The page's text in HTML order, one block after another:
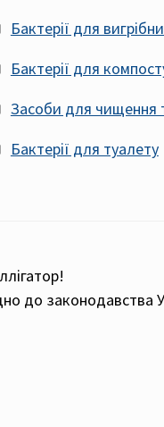
Бактерії для
Бактерії для
Засоби для чищення
Бактерії для туалету
до законодавства